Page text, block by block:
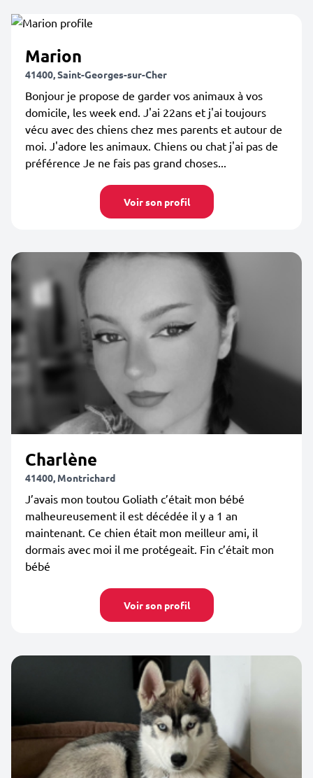
Marion
41400, Saint-Georges-sur-Cher
Bonjour je propose de garder vos animaux à vos
domicile, les week end. J'ai 22ans et j'ai toujours
vécu avec des chiens chez mes parents et autour de
moi. J'adore les animaux. Chiens ou chat j'ai pas de
préférence Je ne fais pas grand choses...
Voir son profil
Charlène
41400, Montrichard
J’avais mon toutou Goliath c’était mon bébé
malheureusement il est décédée il y a 1 an
maintenant. Ce chien était mon meilleur ami, il
dormais avec moi il me protégeait. Fin c’était mon
bébé
Voir son profil